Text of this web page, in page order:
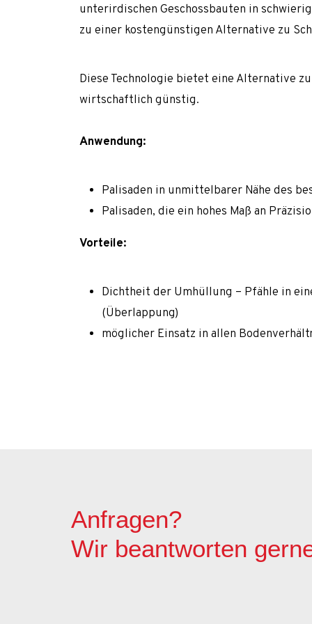
Düsenstrahlsäule
Mikropfähle
Dichtungswände und Bodeninjektion
Düsenstrahlverfahren
Sicherung von Hängen und Böschungen
Stahlnetze
Tunnelarbeiten
Über uns
Maschinenpark
unterirdischen Geschossbauten in
zu einer kostengünstigen Alternative zu
Diese Technologie bietet eine Alternative
wirtschaftlich günstig.
Anwendung:
Palisaden in unmittelbarer Nähe des
Palisaden, die ein hohes Maß an
Vorteile:
Dichtheit der Umhüllung – Pfähle in
(Überlappung)
möglicher Einsatz in allen
Anfragen?
Wir beantworten